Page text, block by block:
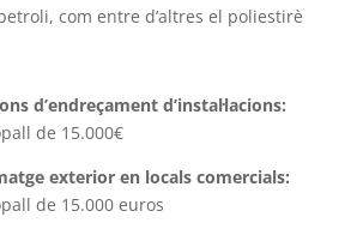
com entre d’altres el poliestirè
d’endreçament d’instal·lacions:
de 15.000€
exterior en locals comercials:
de 15.000 euros